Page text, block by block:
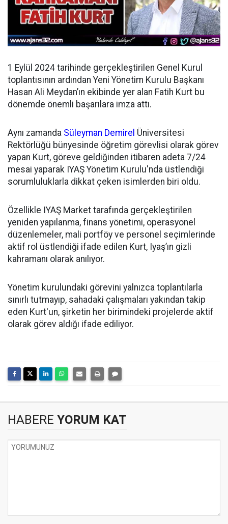
1 Eylül 2024 tarihinde gerçekleştirilen Genel Kurul
toplantısının ardından Yeni Yönetim Kurulu Başkanı
Hasan Ali Meydan’ın ekibinde yer alan Fatih Kurt bu
dönemde önemli başarılara imza attı.
Aynı zamanda Süleyman Demirel Üniversitesi
Rektörlüğü bünyesinde öğretim görevlisi olarak görev
yapan Kurt, göreve geldiğinden itibaren adeta 7/24
mesai yaparak IYAŞ Yönetim Kurulu'nda üstlendiği
sorumluluklarla dikkat çeken isimlerden biri oldu.
Özellikle IYAŞ Market tarafında gerçekleştirilen
yeniden yapılanma, finans yönetimi, operasyonel
düzenlemeler, mali portföy ve personel seçimlerinde
aktif rol üstlendiği ifade edilen Kurt, Iyaş’ın gizli
kahramanı olarak anılıyor.
Yönetim kurulundaki görevini yalnızca toplantılarla
sınırlı tutmayıp, sahadaki çalışmaları yakından takip
eden Kurt'un, şirketin her birimindeki projelerde aktif
olarak görev aldığı ifade ediliyor.
HABERE YORUM KAT